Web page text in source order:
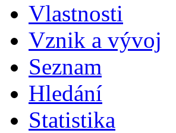
Vlastnosti
Vznik a vývoj
Seznam
Hledání
Statistika